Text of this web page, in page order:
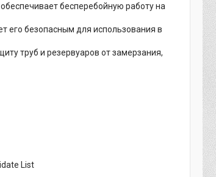
бесперебойную работу на
его безопасным для использования в
труб и резервуаров от замерзания,
List